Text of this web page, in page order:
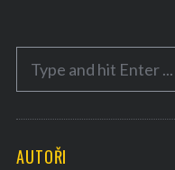
c
AUTOŘI